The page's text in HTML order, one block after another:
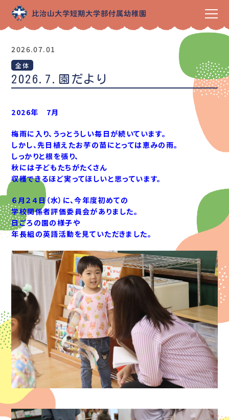
2026.07.01
全体
2026.7.園だより
2026年 7月
梅雨に入り、うっとうしい毎日が続いています。
しかし、先日植えたお芋の苗にとっては恵みの雨。
しっかりと根を張り、
秋には子どもたちがたくさん
収穫できるほど実ってほしいと思っています。
６月２４日（水）に、今年度初めての
学校関係者評価委員会がありました。
日ごろの園の様子や
年長組の英語活動を見ていただきました。